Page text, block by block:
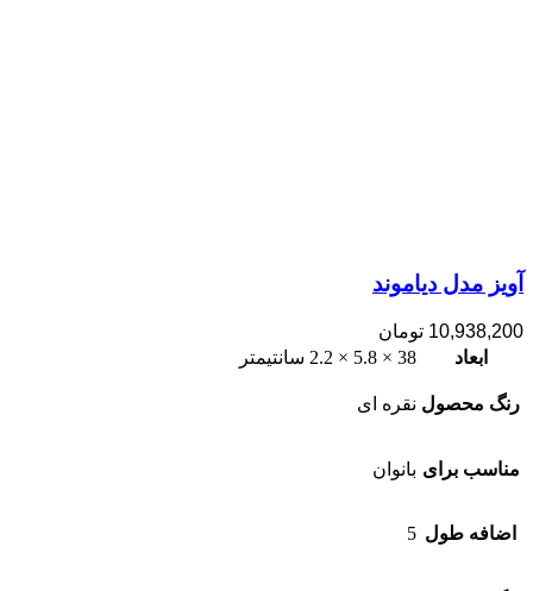
آویز مدل دیاموند
10,938,200 تومان
ابعاد
38 × 5.8 × 2.2 سانتیمتر
رنگ محصول نقره ای
مناسب برای بانوان
اضافه طول 5